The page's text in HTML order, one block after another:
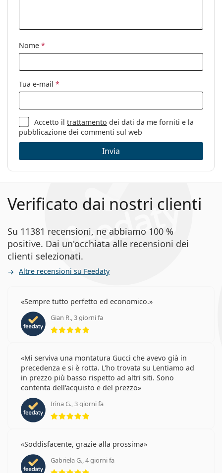
Nome *
Tua e-mail *
Accetto iltrattamento dei dati da me forniti e la
pubblicazione dei commenti sul web
Invia
Verificato dai nostri clienti
Su 11381 recensioni, ne abbiamo 100 %
positive. Dai un'occhiata alle recensioni dei
clienti selezionati.
Altre recensioni su Feedaty
Sempre tutto perfetto ed economico.
Gian R., 3 giorni fa
Mi serviva una montatura Gucci che avevo già in
precedenza e si è rotta. L'ho trovata su Lentiamo ad
in prezzo più basso rispetto ad altri siti. Sono
contenta dell'acquisto e del prezzo
Irina G., 3 giorni fa
Soddisfacente, grazie alla prossima
Gabriela G., 4 giorni fa
valutazione 5 di 5